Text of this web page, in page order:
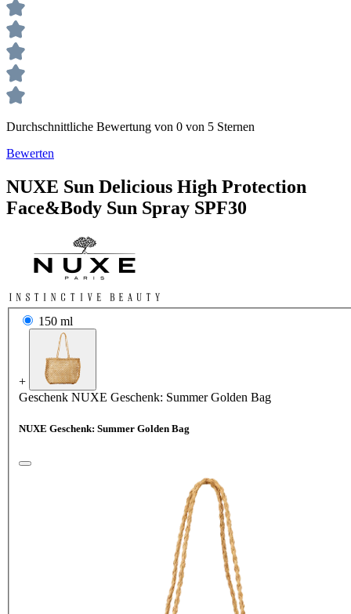
Durchschnittliche Bewertung von 0 von 5 Sternen
Bewerten
NUXE Sun Delicious High Protection
Face&Body Sun Spray SPF30
150 ml
+
Geschenk NUXE Geschenk: Summer Golden Bag
NUXE Geschenk: Summer Golden Bag